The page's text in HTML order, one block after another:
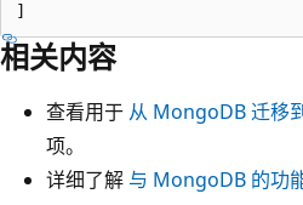
相关内容
查看用于 从 MongoDB 迁移
项。
详细了解 与 MongoDB 的功